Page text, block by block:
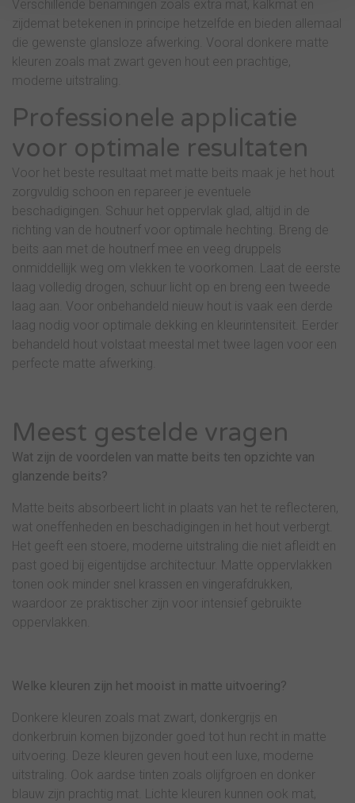
Verschillende benamingen zoals extra mat, kalkmat en
zijdemat betekenen in principe hetzelfde en bieden allemaal
die gewenste glansloze afwerking. Vooral donkere matte
kleuren zoals mat zwart geven hout een prachtige,
moderne uitstraling.
Professionele applicatie
voor optimale resultaten
Voor het beste resultaat met matte beits maak je het hout
zorgvuldig schoon en repareer je eventuele
beschadigingen. Schuur het oppervlak glad, altijd in de
richting van de houtnerf voor optimale hechting. Breng de
beits aan met de houtnerf mee en veeg druppels
onmiddellijk weg om vlekken te voorkomen. Laat de eerste
laag volledig drogen, schuur licht op en breng een tweede
laag aan. Voor onbehandeld nieuw hout is vaak een derde
laag nodig voor optimale dekking en kleurintensiteit. Eerder
behandeld hout volstaat meestal met twee lagen voor een
perfecte matte afwerking.
Meest gestelde vragen
Wat zijn de voordelen van matte beits ten opzichte van
glanzende beits?
Matte beits absorbeert licht in plaats van het te reflecteren,
wat oneffenheden en beschadigingen in het hout verbergt.
Het geeft een stoere, moderne uitstraling die niet afleidt en
past goed bij eigentijdse architectuur. Matte oppervlakken
tonen ook minder snel krassen en vingerafdrukken,
waardoor ze praktischer zijn voor intensief gebruikte
oppervlakken.
Welke kleuren zijn het mooist in matte uitvoering?
Donkere kleuren zoals mat zwart, donkergrijs en
donkerbruin komen bijzonder goed tot hun recht in matte
uitvoering. Deze kleuren geven hout een luxe, moderne
uitstraling. Ook aardse tinten zoals olijfgroen en donker
blauw zijn prachtig mat. Lichte kleuren kunnen ook mat,